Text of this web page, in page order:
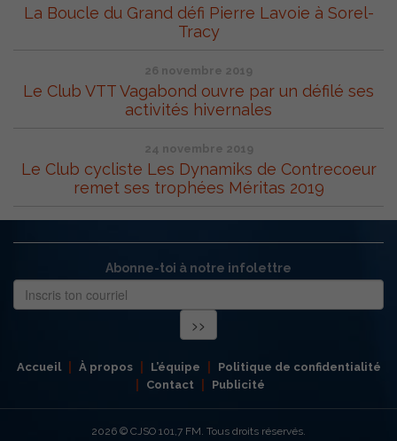
La Boucle du Grand défi Pierre Lavoie à Sorel-
Tracy
26 novembre 2019
Le Club VTT Vagabond ouvre par un défilé ses
activités hivernales
24 novembre 2019
Le Club cycliste Les Dynamiks de Contrecoeur
remet ses trophées Méritas 2019
Abonne-toi à notre infolettre
Accueil À propos L’équipe
Politique de confidentialité
Contact
Publicité
2026 © CJSO 101,7 FM. Tous droits réservés.